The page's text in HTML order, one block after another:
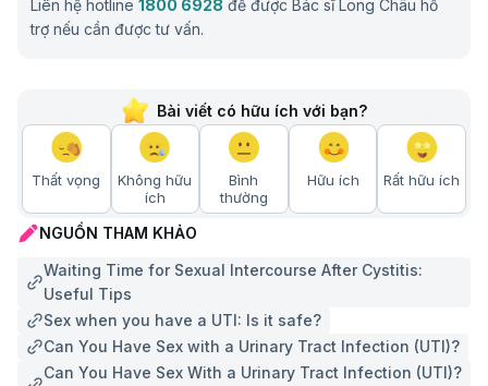
Liên hệ hotline 1800 6928 để được Bác sĩ Long Châu hỗ
trợ nếu cần được tư vấn.
Bài viết có hữu ích với bạn?
Thất vọng
Không hữu
ích
Bình
thường
Hữu ích Rất hữu ích
NGUỒN THAM KHẢO
Waiting Time for Sexual Intercourse After Cystitis:
Useful Tips
Sex when you have a UTI: Is it safe?
Can You Have Sex with a Urinary Tract Infection (UTI)?
Can You Have Sex With a Urinary Tract Infection (UTI)?